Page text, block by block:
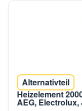
Alternativteil
Heizelement
AEG,